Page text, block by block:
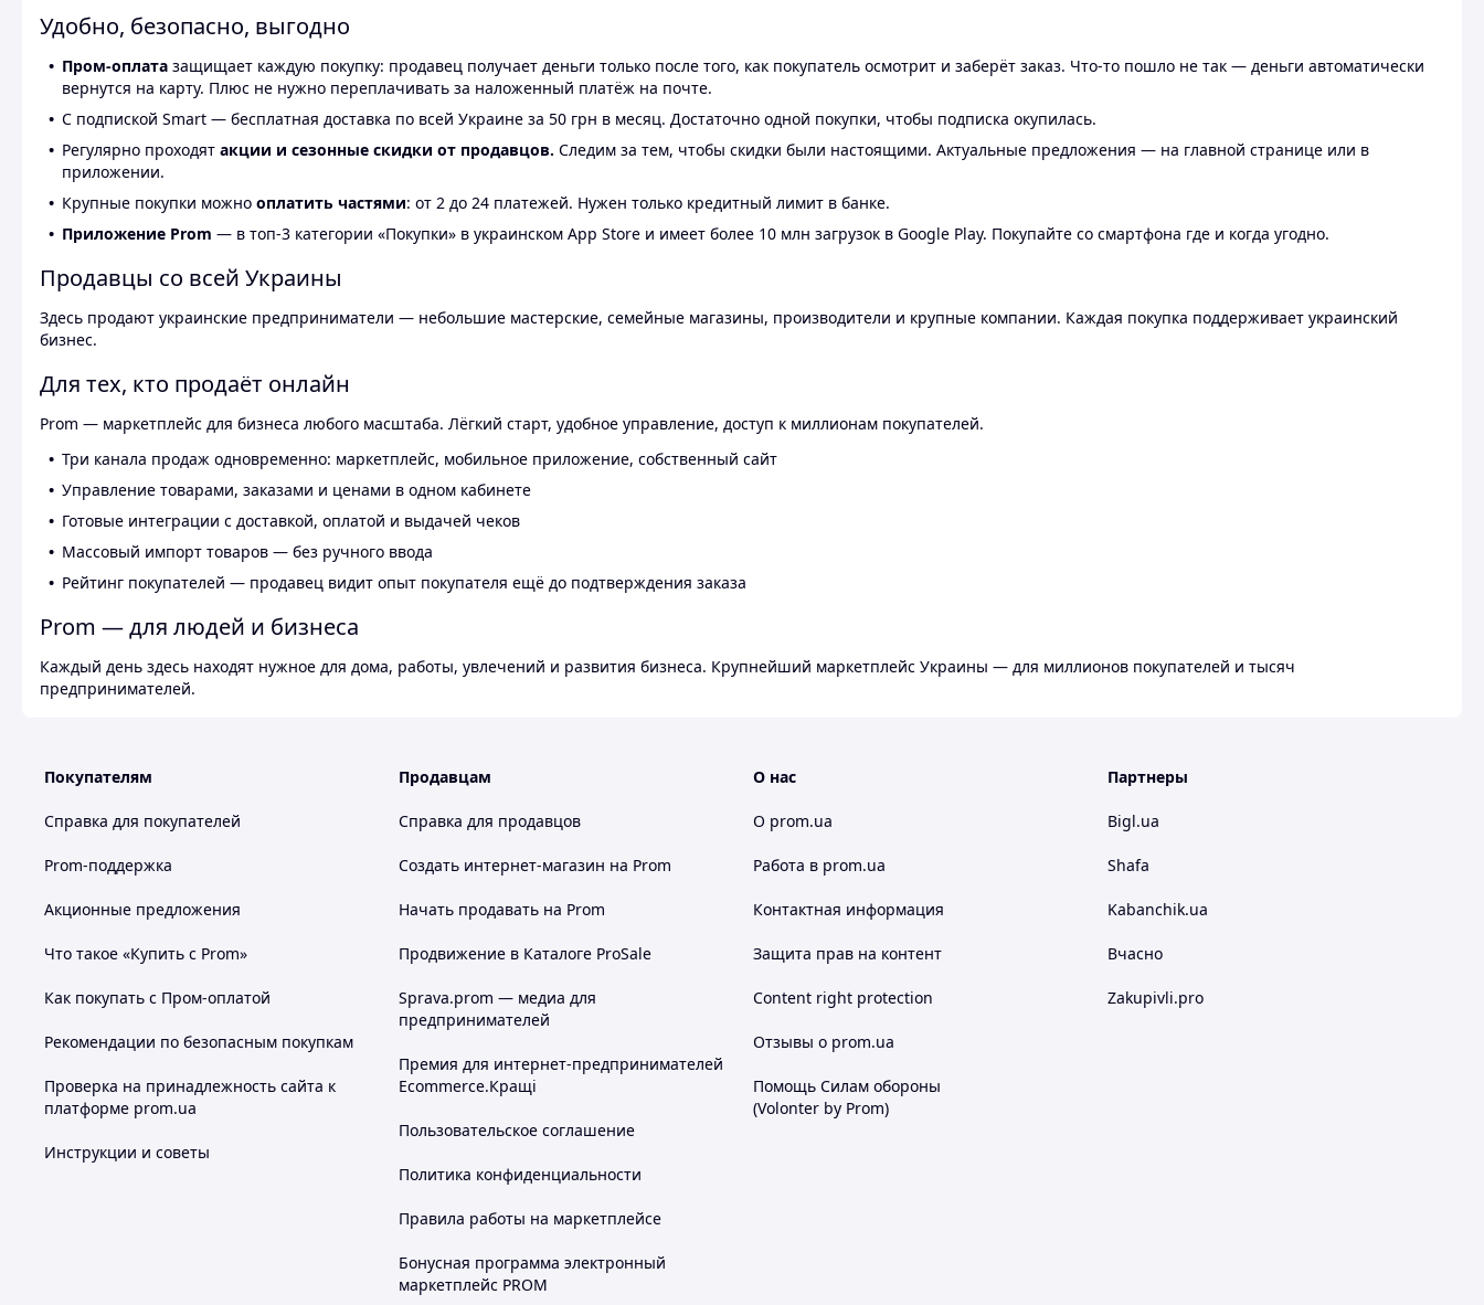
Удобно, безопасно, выгодно
Пром-оплата защищает каждую покупку: продавец получает деньги только после того, как покупатель осмотрит и заберёт заказ. Что-то пошло не так — деньги автоматически
вернутся на карту. Плюс не нужно переплачивать за наложенный платёж на почте.
С подпиской Smart — бесплатная доставка по всей Украине за 50 грн в месяц. Достаточно одной покупки, чтобы подписка окупилась.
Регулярно проходят акции и сезонные скидки от продавцов. Следим за тем, чтобы скидки были настоящими. Актуальные предложения — на главной странице или в
приложении.
Крупные покупки можно оплатить частями: от 2 до 24 платежей. Нужен только кредитный лимит в банке.
Приложение Prom — в топ-3 категории «Покупки» в украинском App Store и имеет более 10 млн загрузок в Google Play. Покупайте со смартфона где и когда угодно.
Продавцы со всей Украины
Здесь продают украинские предприниматели — небольшие мастерские, семейные магазины, производители и крупные компании. Каждая покупка поддерживает украинский
бизнес.
Для тех, кто продаёт онлайн
Prom — маркетплейс для бизнеса любого масштаба. Лёгкий старт, удобное управление, доступ к миллионам покупателей.
Три канала продаж одновременно: маркетплейс, мобильное приложение, собственный сайт
Управление товарами, заказами и ценами в одном кабинете
Готовые интеграции с доставкой, оплатой и выдачей чеков
Массовый импорт товаров — без ручного ввода
Рейтинг покупателей — продавец видит опыт покупателя ещё до подтверждения заказа
Prom — для людей и бизнеса
Каждый день здесь находят нужное для дома, работы, увлечений и развития бизнеса. Крупнейший маркетплейс Украины — для миллионов покупателей и тысяч
предпринимателей.
Покупателям
Справка для покупателей
Prom-поддержка
Акционные предложения
Что такое «Купить с Prom»
Как покупать с Пром-оплатой
Рекомендации по безопасным покупкам
Проверка на принадлежность сайта к
платформе prom.ua
Инструкции и советы
Продавцам
Справка для продавцов
Создать интернет-магазин на Prom
Начать продавать на Prom
Продвижение в Каталоге ProSale
Sprava.prom — медиа для
предпринимателей
Премия для интернет-предпринимателей
Ecommerce.Кращі
Пользовательское соглашение
Политика конфиденциальности
Правила работы на маркетплейсе
Бонусная программа электронный
маркетплейс PROM
О нас
О prom.ua
Работа в prom.ua
Контактная информация
Защита прав на контент
Content right protection
Отзывы о prom.ua
Помощь Силам обороны
(Volonter by Prom)
Партнеры
Bigl.ua
Shafa
Kabanchik.ua
Вчасно
Zakupivli.pro